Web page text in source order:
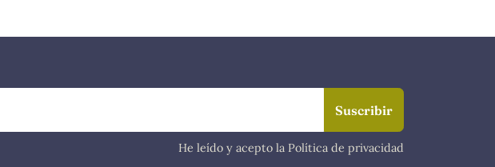
He leído y acepto la Política de privacidad